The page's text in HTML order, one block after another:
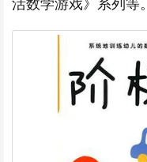
活数学游戏》系列等。